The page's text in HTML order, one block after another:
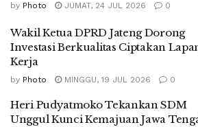
by Photo JUMAT, 24 JUL 2026 0
Wakil Ketua DPRD Jateng Dorong
Investasi Berkualitas Ciptakan
Kerja
by Photo MINGGU, 19 JUL 2026 0
Heri Pudyatmoko Tekankan SDM
Unggul Kunci Kemajuan Jawa